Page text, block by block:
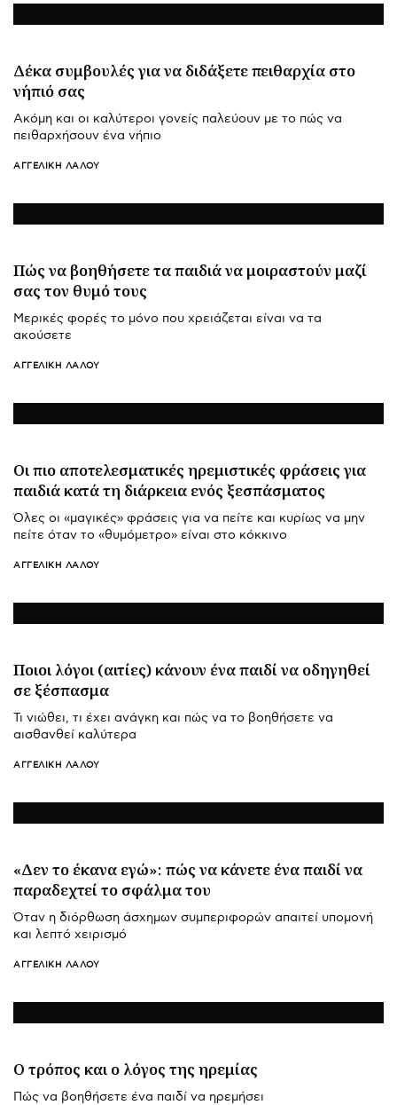
Δέκα συμβουλές για να διδάξετε πειθαρχία στο
νήπιό σας
Ακόμη και οι καλύτεροι γονείς παλεύουν με το πώς να
πειθαρχήσουν ένα νήπιο
ΑΓΓΕΛΙΚΉ ΛΆΛΟΥ
Πώς να βοηθήσετε τα παιδιά να μοιραστούν μαζί
σας τον θυμό τους
Μερικές φορές το μόνο που χρειάζεται είναι να τα
ακούσετε
ΑΓΓΕΛΙΚΉ ΛΆΛΟΥ
Οι πιο αποτελεσματικές ηρεμιστικές φράσεις για
παιδιά κατά τη διάρκεια ενός ξεσπάσματος
Όλες οι «μαγικές» φράσεις για να πείτε και κυρίως να μην
πείτε όταν το «θυμόμετρο» είναι στο κόκκινο
ΑΓΓΕΛΙΚΉ ΛΆΛΟΥ
Ποιοι λόγοι (αιτίες) κάνουν ένα παιδί να οδηγηθεί
σε ξέσπασμα
Τι νιώθει, τι έχει ανάγκη και πώς να το βοηθήσετε να
αισθανθεί καλύτερα
ΑΓΓΕΛΙΚΉ ΛΆΛΟΥ
«Δεν το έκανα εγώ»: πώς να κάνετε ένα παιδί να
παραδεχτεί το σφάλμα του
Όταν η διόρθωση άσχημων συμπεριφορών απαιτεί υπομονή
και λεπτό χειρισμό
ΑΓΓΕΛΙΚΉ ΛΆΛΟΥ
Ο τρόπος και ο λόγος της ηρεμίας
Πώς να βοηθήσετε ένα παιδί να ηρεμήσει